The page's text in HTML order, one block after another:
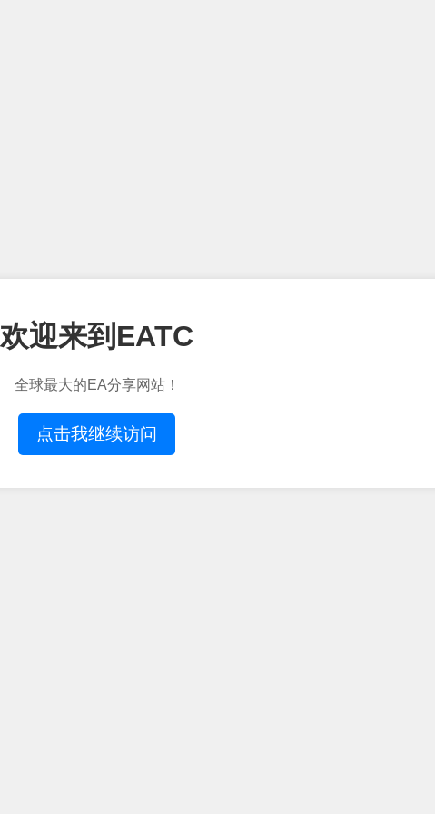
欢迎来到EATC
全球最大的EA分享网站！